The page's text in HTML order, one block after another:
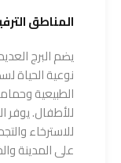
المناطق
يضم البرج
نوعية الحياة
الطبيعية
للأطفال. يوفر
للاسترخاء
على المدينة